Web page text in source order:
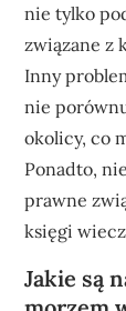
nie tylko
związane z
Inny
nie
okolicy, co
Ponadto,
prawne
księgi
Jakie są